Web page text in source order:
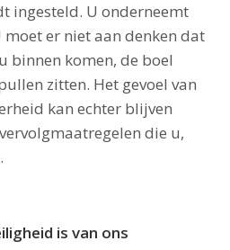
ingesteld. U onderneemt
er niet aan denken dat
binnen komen, de boel
zitten. Het gevoel van
kan echter blijven
die u,
is van ons